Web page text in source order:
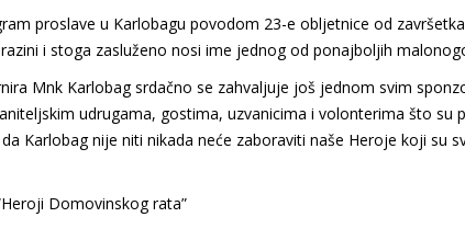
proslave u Karlobagu povodom 23-e obljetnice od
i stoga zasluženo nosi ime jednog od ponajboljih
Mnk Karlobag srdačno se zahvaljuje još jednom svim
udrugama, gostima, uzvanicima i volonterima što
Karlobag nije niti nikada neće zaboraviti naše Heroje koji su
Domovinskog rata”